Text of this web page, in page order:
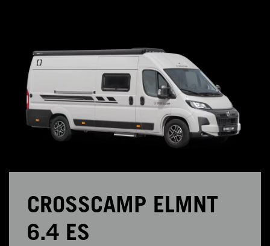
CROSSCAMP ELMNT
6.4 ES